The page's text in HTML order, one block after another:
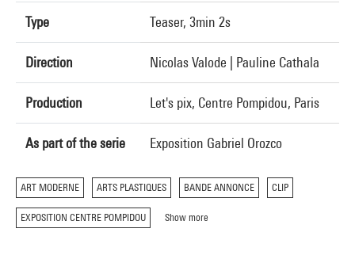
Type Teaser, 3min 2s
Direction Nicolas Valode | Pauline Cathala
Production Let's pix, Centre Pompidou, Paris
As part of the serie Exposition Gabriel Orozco
ART MODERNE ARTS PLASTIQUES BANDE ANNONCE CLIP
EXPOSITION CENTRE POMPIDOU Show more